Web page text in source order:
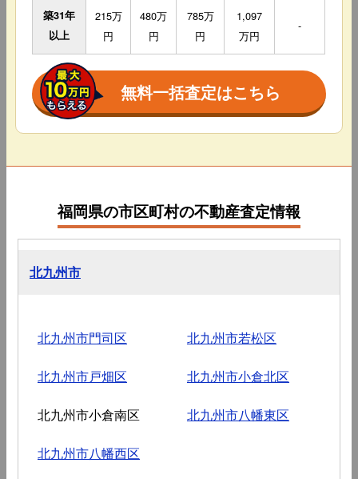
築31年
以上
215万
円
480万
円
785万
円
1,097
万円
-
無料一括査定はこちら
福岡県の市区町村の不動産査定情報
北九州市
北九州市門司区 北九州市若松区
北九州市戸畑区 北九州市小倉北区
北九州市小倉南区 北九州市八幡東区
北九州市八幡西区